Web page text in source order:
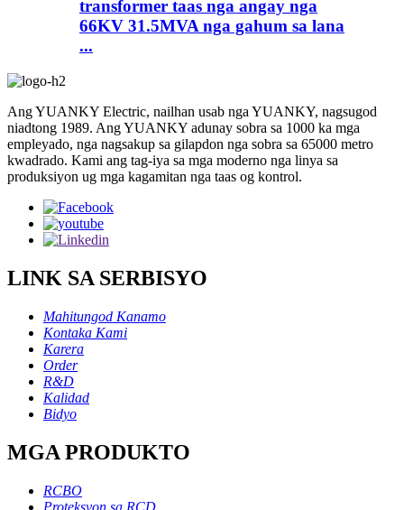
transformer taas nga angay nga
66KV 31.5MVA nga gahum sa lana
...
Ang YUANKY Electric, nailhan usab nga YUANKY, nagsugod
niadtong 1989. Ang YUANKY adunay sobra sa 1000 ka mga
empleyado, nga nagsakup sa gilapdon nga sobra sa 65000 metro
kwadrado. Kami ang tag-iya sa mga moderno nga linya sa
produksiyon ug mga kagamitan nga taas og kontrol.
LINK SA SERBISYO
Mahitungod Kanamo
Kontaka Kami
Karera
Order
R&D
Kalidad
Bidyo
MGA PRODUKTO
RCBO
Proteksyon sa RCD